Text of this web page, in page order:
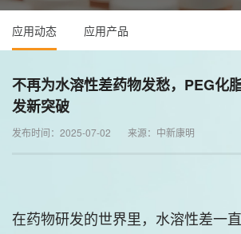
应用动态 应用产品
不再为水溶性差药物发愁，PEG化
发新突破
发布时间：2025-07-02 来源：中新康明
在药物研发的世界里，水溶性差一